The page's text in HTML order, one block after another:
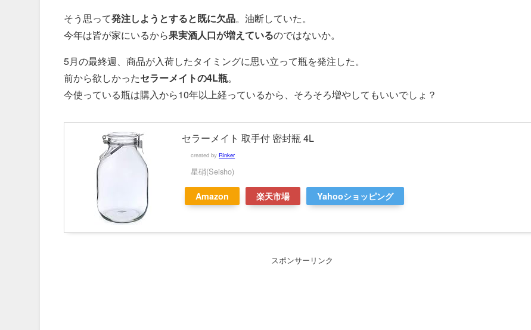
そう思って発注しようとすると既に欠品。油断していた。
今年は皆が家にいるから果実酒人口が増えているのではないか。
5月の最終週、商品が入荷したタイミングに思い立って瓶を発注した。
前から欲しかったセラーメイトの4L瓶。
今使っている瓶は購入から10年以上経っているから、そろそろ増やしてもいいでしょ？
セラーメイト 取手付 密封瓶 4L
created byRinker
星硝(Seisho)
Amazon 楽天市場 Yahooショッピング
スポンサーリンク